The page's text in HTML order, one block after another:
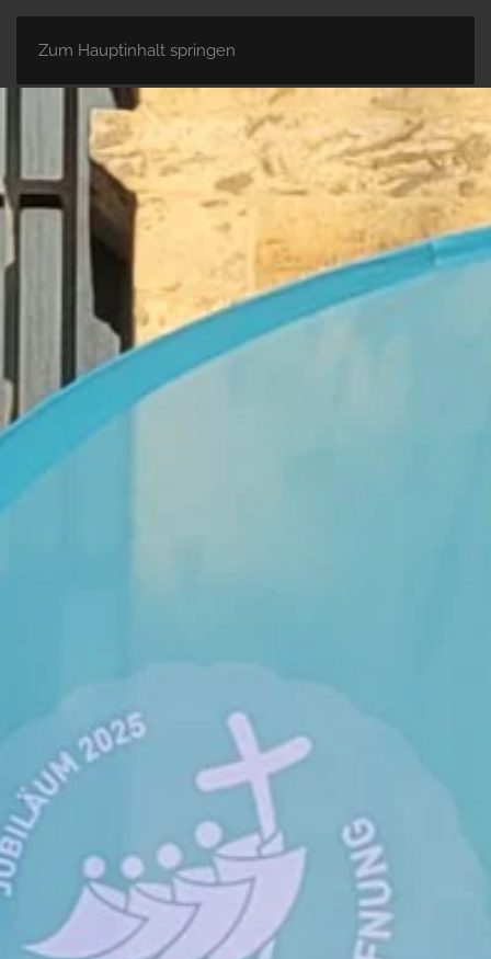
Zum Hauptinhalt springen